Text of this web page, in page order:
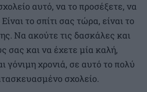
αυτό, να το προσέξετε, να
το σπίτι σας τώρα, είναι το
Να ακούτε τις δασκάλες και
σας και να έχετε μία καλή,
γόνιμη χρονιά, σε αυτό το πολύ
σχολείο.